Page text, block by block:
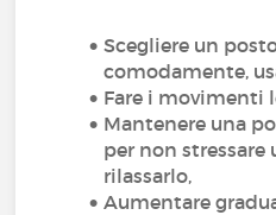
Scegliere un
comodamente,
Fare i movimenti
Mantenere una
per non stressare
rilassarlo,
Aumentare